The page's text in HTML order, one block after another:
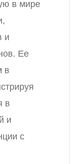
в мире
и
Ее
в
в
и
с